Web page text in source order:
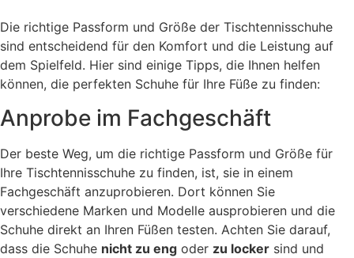
Die richtige Passform und Größe der Tischtennisschuhe
sind entscheidend für den Komfort und die Leistung auf
dem Spielfeld. Hier sind einige Tipps, die Ihnen helfen
können, die perfekten Schuhe für Ihre Füße zu finden:
Anprobe im Fachgeschäft
Der beste Weg, um die richtige Passform und Größe für
Ihre Tischtennisschuhe zu finden, ist, sie in einem
Fachgeschäft anzuprobieren. Dort können Sie
verschiedene Marken und Modelle ausprobieren und die
Schuhe direkt an Ihren Füßen testen. Achten Sie darauf,
dass die Schuhe nicht zu eng oder zu locker sind und